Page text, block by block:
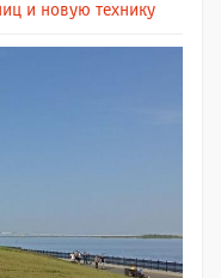
и новую технику